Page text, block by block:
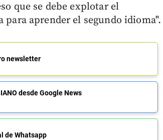
que se debe explotar el
aprender el segundo idioma".
newsletter
desde Google News
de Whatsapp